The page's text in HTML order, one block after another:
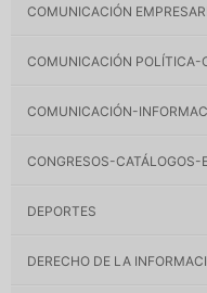
COMUNICACIÓN
COMUNICACIÓN POLÍTICA-
COMUNICACIÓN-
CONGRESOS-CATÁLOGOS-
DEPORTES
DERECHO DE LA